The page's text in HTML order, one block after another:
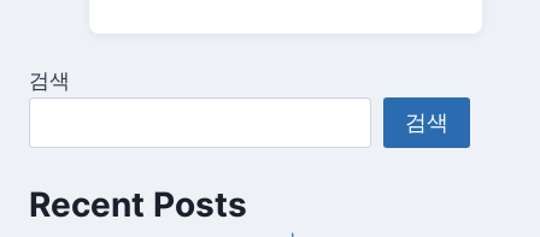
임
검색
검색
Recent Posts